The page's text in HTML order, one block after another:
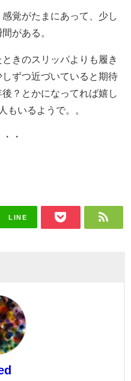
覚がたまにあって、少し
がある。
きのスリッパよりも履き
ずつ近づいていると期待
？とかになってれば嬉し
もいるようで。。
・
LINE